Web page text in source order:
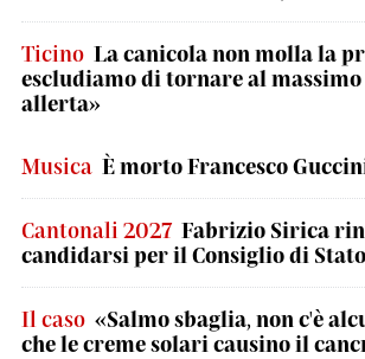
Ticino La canicola non molla la
escludiamo di tornare al
allerta»
Musica È morto Francesco
Cantonali 2027 Fabrizio Sirica
candidarsi per il Consiglio di Stato
Il caso «Salmo sbaglia, non c'è
che le creme solari causino il